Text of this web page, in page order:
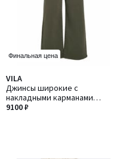
Финальная цена
VILA
Джинсы широкие с
накладными карманами
спереди, высокой посадкой
9100 ₽